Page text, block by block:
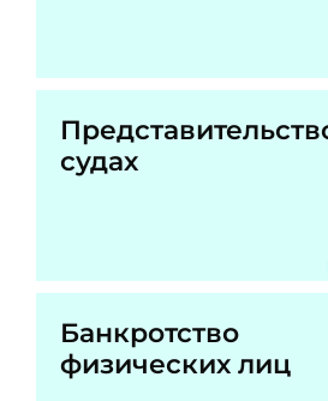
судах
Банкротство
физических лиц